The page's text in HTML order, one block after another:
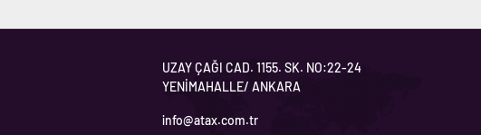
UZAY ÇAĞI CAD. 1155. SK. NO:22-24
YENİMAHALLE/ ANKARA
info@atax.com.tr